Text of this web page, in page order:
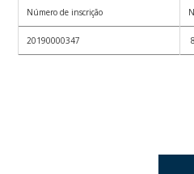
Número de inscrição
20190000347